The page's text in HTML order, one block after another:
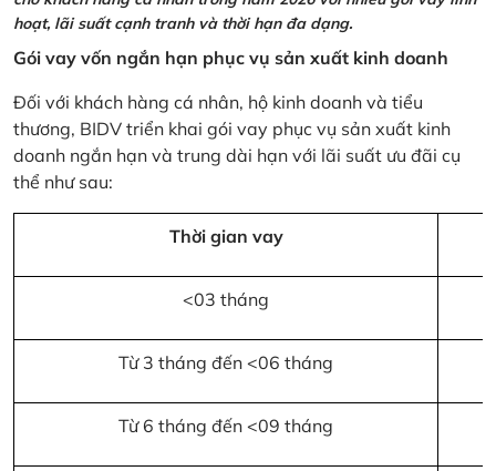
hoạt, lãi suất cạnh tranh và thời hạn đa dạng.
Gói vay vốn ngắn hạn phục vụ sản xuất kinh doanh
Đối với khách hàng cá nhân, hộ kinh doanh và tiểu
thương, BIDV triển khai gói vay phục vụ sản xuất kinh
doanh ngắn hạn và trung dài hạn với lãi suất ưu đãi cụ
thể như sau:
Thời gian vay
<03 tháng
Từ 3 tháng đến <06 tháng
Từ 6 tháng đến <09 tháng